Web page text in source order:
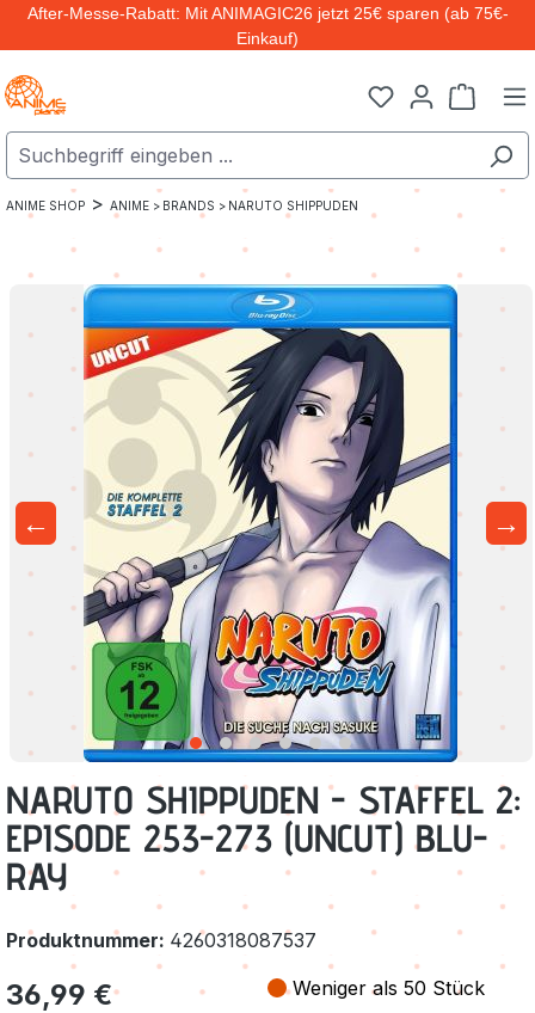
Zum Hauptinhalt springen
After-Messe-Rabatt: Mit ANIMAGIC26 jetzt 25€ sparen (ab 75€-
Einkauf)
ANIME SHOP > ANIME > BRANDS > NARUTO SHIPPUDEN
← →
NARUTO SHIPPUDEN - STAFFEL 2:
EPISODE 253-273 (UNCUT) BLU-
RAY
Produktnummer: 4260318087537
Regulärer Preis:
36,99 € Weniger als 50 Stück